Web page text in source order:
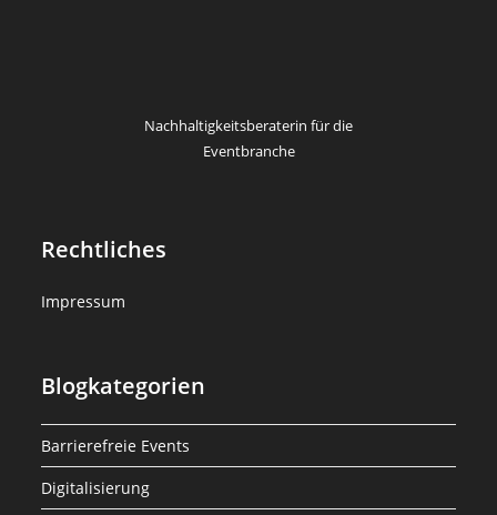
Nachhaltigkeitsberaterin für die
Eventbranche
Rechtliches
Impressum
Blogkategorien
Barrierefreie Events
Digitalisierung